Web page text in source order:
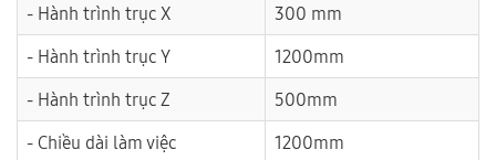
- Hành trình trục X
300 mm
- Hành trình trục Y
1200mm
- Hành trình trục Z
500mm
- Chiều dài làm việc
1200mm